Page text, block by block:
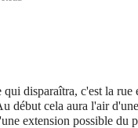
disparaîtra, c'est la rue
début cela aura l'air
extension possible